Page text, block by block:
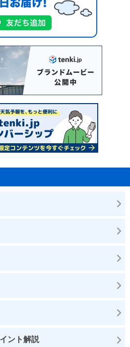
ント解説